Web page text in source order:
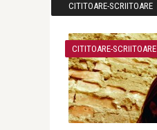
CITITOARE-SCRIITOARE
CITITOARE-SCRIITOARE